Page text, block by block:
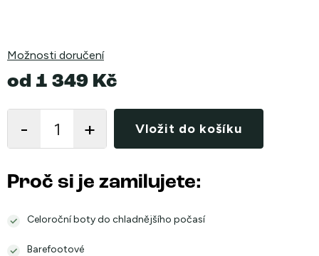
Možnosti doručení
od 1 349 Kč
cena:
Vložit do košíku
Proč si je zamilujete:
Celoroční boty do chladnějšího počasí
Barefootové